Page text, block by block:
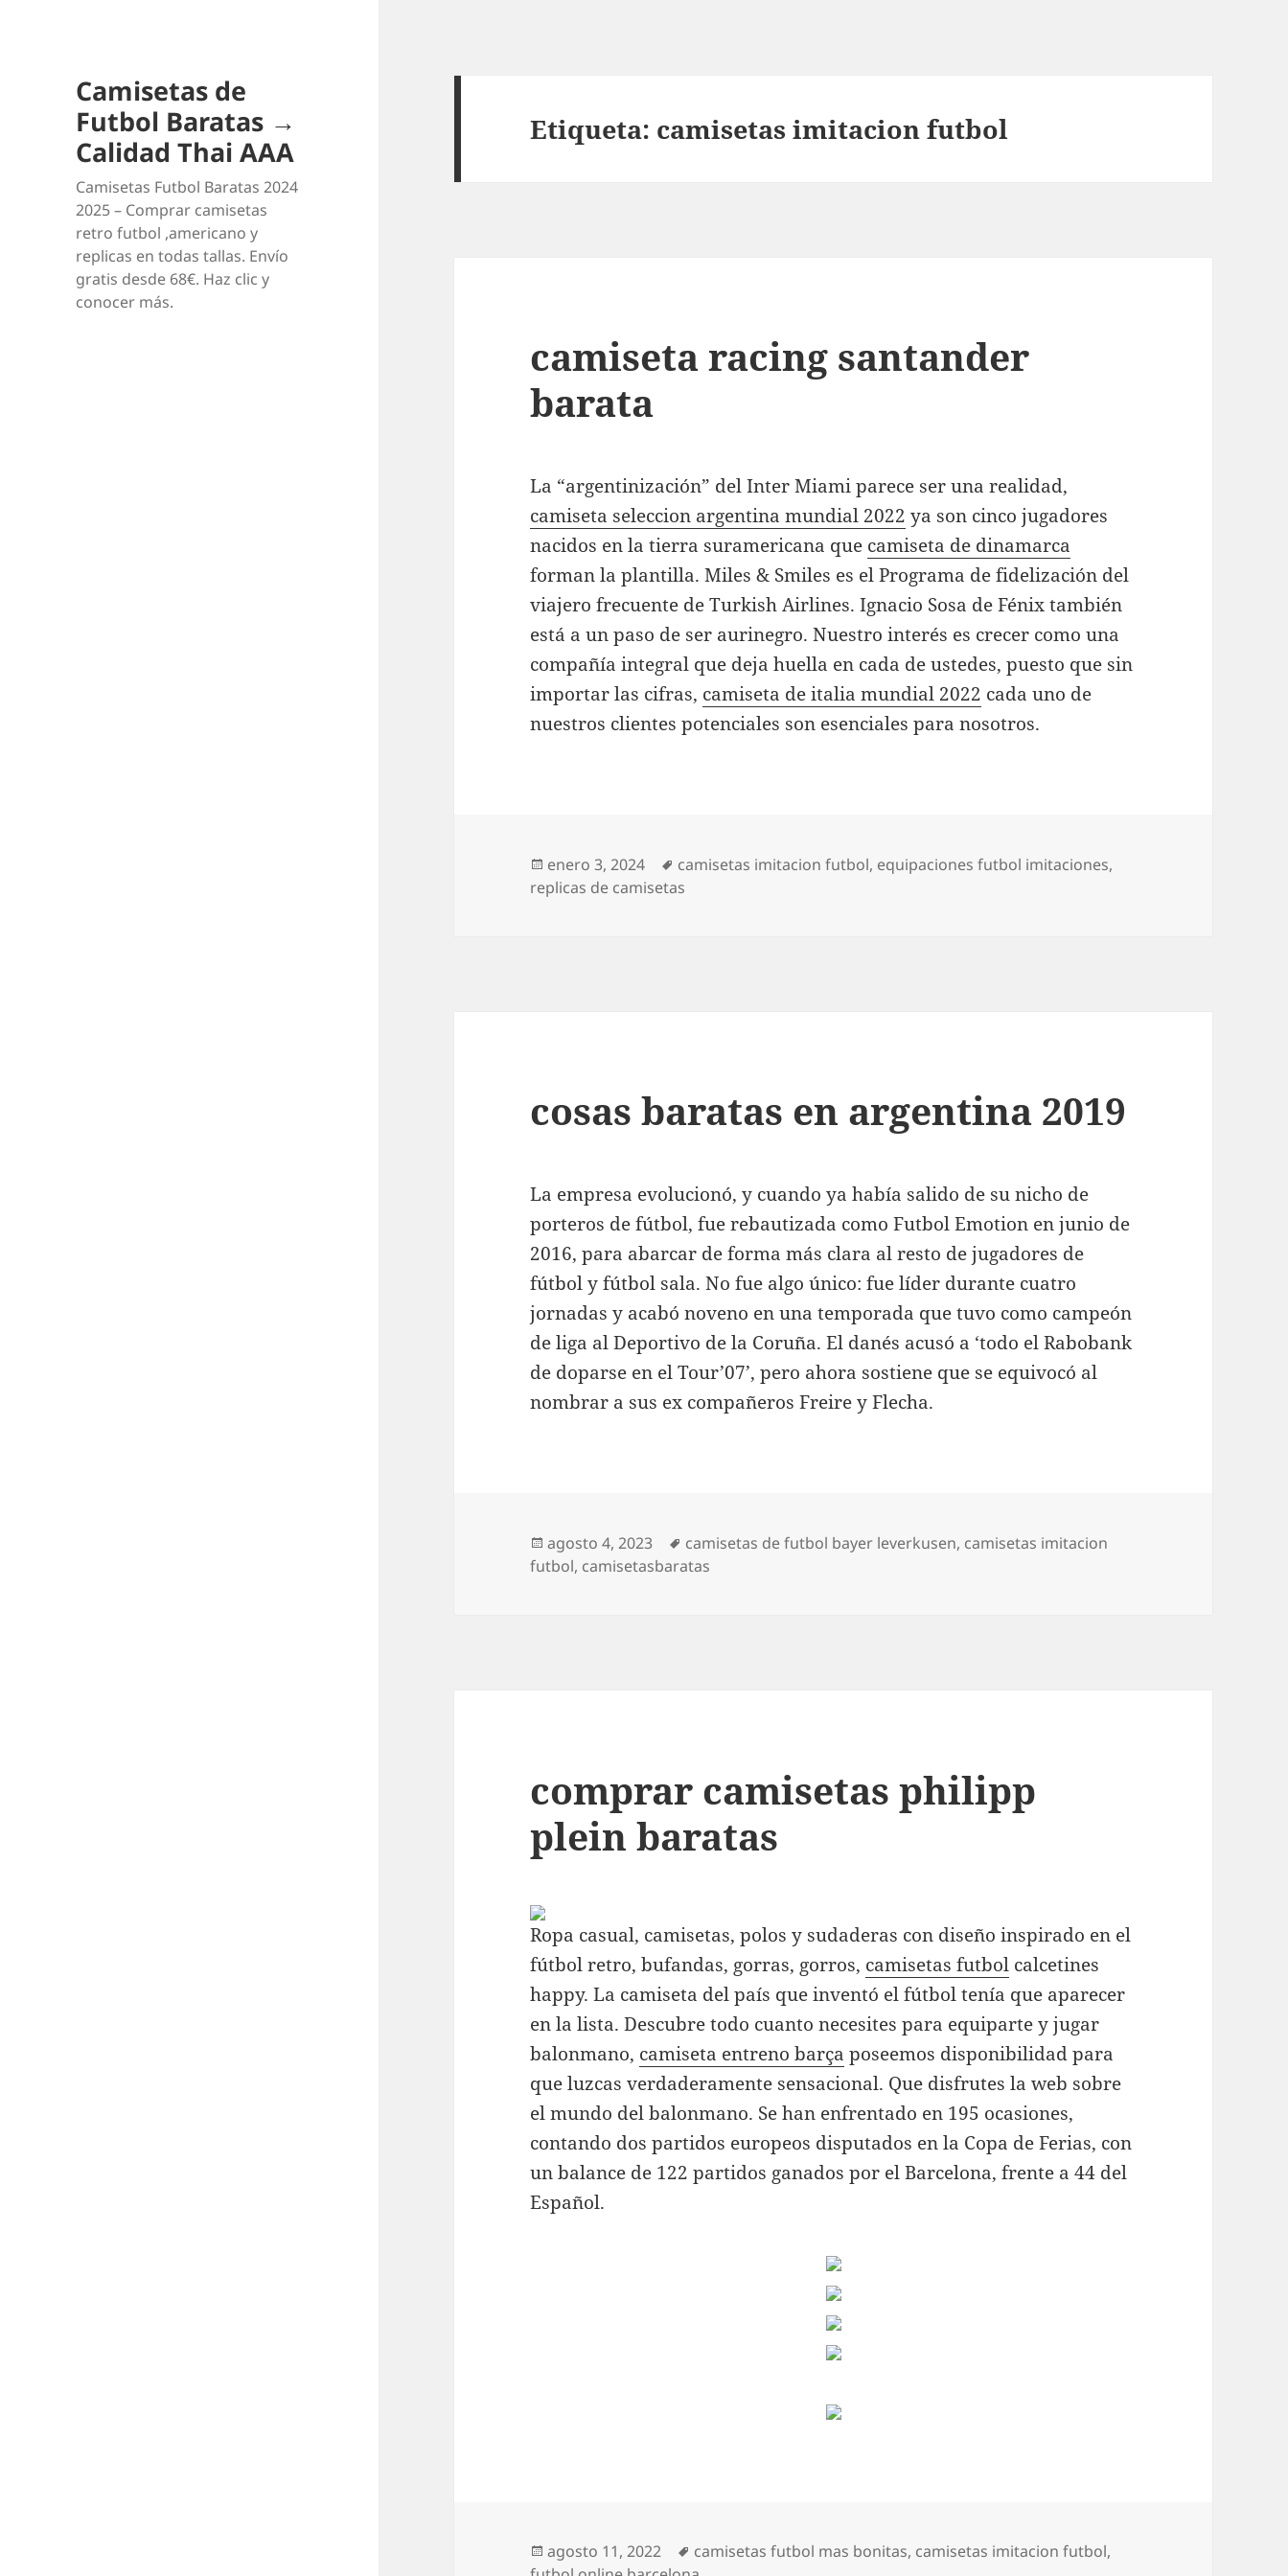
Camisetas de
Futbol Baratas →
Calidad Thai AAA
Camisetas Futbol Baratas 2024
2025 – Comprar camisetas
retro futbol ,americano y
replicas en todas tallas. Envío
gratis desde 68€. Haz clic y
conocer más.
Etiqueta: camisetas imitacion futbol
camiseta racing santander
barata
La “argentinización” del Inter Miami parece ser una realidad,
camiseta seleccion argentina mundial 2022 ya son cinco jugadores
nacidos en la tierra suramericana que camiseta de dinamarca
forman la plantilla. Miles & Smiles es el Programa de fidelización del
viajero frecuente de Turkish Airlines. Ignacio Sosa de Fénix también
está a un paso de ser aurinegro. Nuestro interés es crecer como una
compañía integral que deja huella en cada de ustedes, puesto que sin
importar las cifras, camiseta de italia mundial 2022 cada uno de
nuestros clientes potenciales son esenciales para nosotros.
Publicado
el
enero 3, 2024 Etiquetas
camisetas imitacion futbol, equipaciones futbol imitaciones,
replicas de camisetas
cosas baratas en argentina 2019
La empresa evolucionó, y cuando ya había salido de su nicho de
porteros de fútbol, fue rebautizada como Futbol Emotion en junio de
2016, para abarcar de forma más clara al resto de jugadores de
fútbol y fútbol sala. No fue algo único: fue líder durante cuatro
jornadas y acabó noveno en una temporada que tuvo como campeón
de liga al Deportivo de la Coruña. El danés acusó a ‘todo el Rabobank
de doparse en el Tour’07’, pero ahora sostiene que se equivocó al
nombrar a sus ex compañeros Freire y Flecha.
Publicado
el
agosto 4, 2023 Etiquetas
camisetas de futbol bayer leverkusen, camisetas imitacion
futbol, camisetasbaratas
comprar camisetas philipp
plein baratas
Ropa casual, camisetas, polos y sudaderas con diseño inspirado en el
fútbol retro, bufandas, gorras, gorros, camisetas futbol calcetines
happy. La camiseta del país que inventó el fútbol tenía que aparecer
en la lista. Descubre todo cuanto necesites para equiparte y jugar
balonmano, camiseta entreno barça poseemos disponibilidad para
que luzcas verdaderamente sensacional. Que disfrutes la web sobre
el mundo del balonmano. Se han enfrentado en 195 ocasiones,
contando dos partidos europeos disputados en la Copa de Ferias, con
un balance de 122 partidos ganados por el Barcelona, frente a 44 del
Español.
Publicado
agosto 11, 2022 Etiquetas
camisetas futbol mas bonitas, camisetas imitacion futbol,